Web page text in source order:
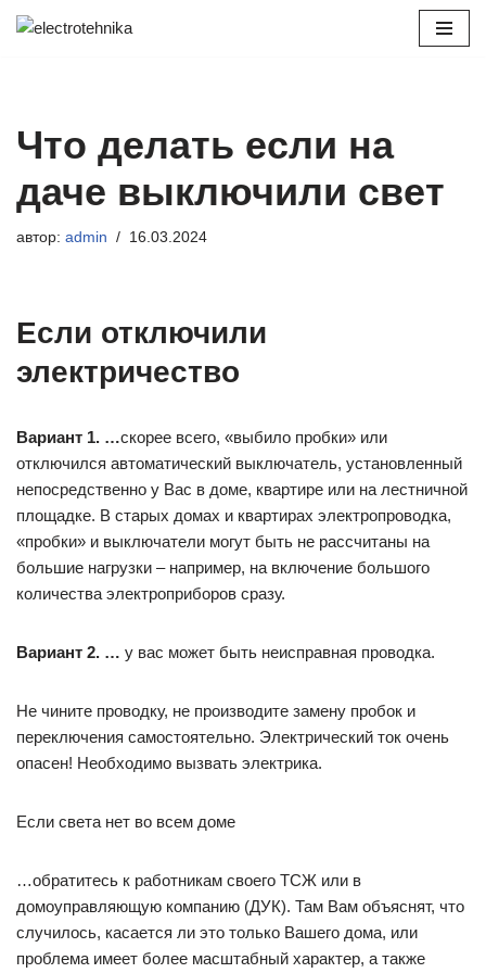
Что делать если на
даче выключили свет
автор: admin 16.03.2024
Если отключили
электричество
Вариант 1. …скорее всего, «выбило пробки» или
отключился автоматический выключатель, установленный
непосредственно у Вас в доме, квартире или на лестничной
площадке. В старых домах и квартирах электропроводка,
«пробки» и выключатели могут быть не рассчитаны на
большие нагрузки – например, на включение большого
количества электроприборов сразу.
Вариант 2. … у вас может быть неисправная проводка.
Не чините проводку, не производите замену пробок и
переключения самостоятельно. Электрический ток очень
опасен! Необходимо вызвать электрика.
Если света нет во всем доме
…обратитесь к работникам своего ТСЖ или в
домоуправляющую компанию (ДУК). Там Вам объяснят, что
случилось, касается ли это только Вашего дома, или
проблема имеет более масштабный характер, а также